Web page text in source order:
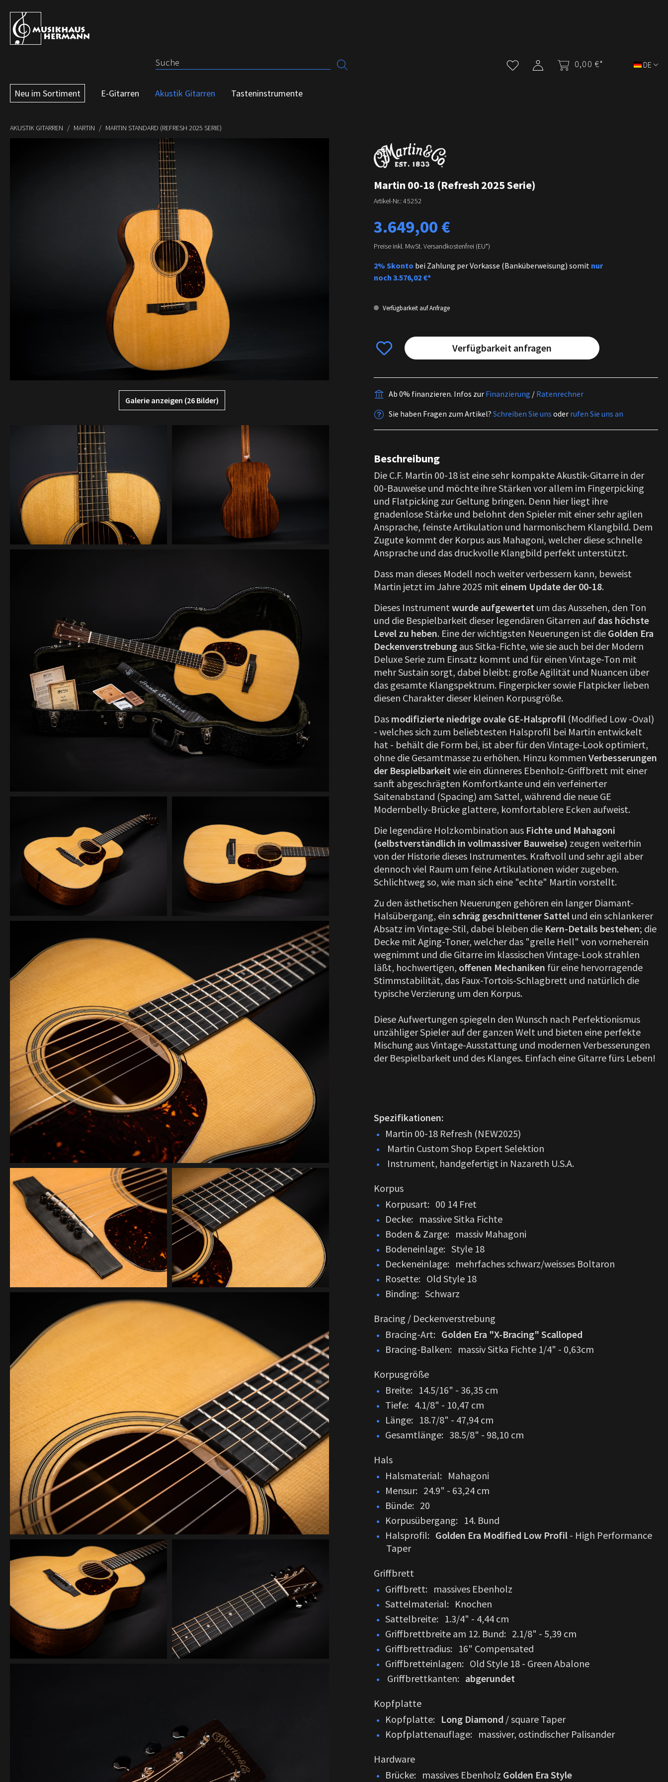
Hauptinhalt springen
Zur Suche springen
Zur Hauptnavigation springen
0,00 €* DE
Neu im Sortiment E-Gitarren Akustik Gitarren Tasteninstrumente
AKUSTIK GITARREN MARTIN MARTIN STANDARD (REFRESH 2025 SERIE)
Galerie anzeigen (26 Bilder)
Martin 00-18 (Refresh 2025 Serie)
Artikel-Nr.: 45252
Regulärer Preis:
3.649,00 €
Preise inkl. MwSt. Versandkostenfrei (EU*)
2% Skonto bei Zahlung per Vorkasse (Banküberweisung) somit nur
noch 3.576,02 €*
Verfügbarkeit auf Anfrage
Verfügbarkeit anfragen
Ab 0% finanzieren. Infos zur Finanzierung / Ratenrechner
Sie haben Fragen zum Artikel? Schreiben Sie uns oder rufen Sie uns an
Beschreibung
Die C.F. Martin 00-18 ist eine sehr kompakte Akustik-Gitarre in der
00-Bauweise und möchte ihre Stärken vor allem im Fingerpicking
und Flatpicking zur Geltung bringen. Denn hier liegt ihre
gnadenlose Stärke und belohnt den Spieler mit einer sehr agilen
Ansprache, feinste Artikulation und harmonischem Klangbild. Dem
Zugute kommt der Korpus aus Mahagoni, welcher diese schnelle
Ansprache und das druckvolle Klangbild perfekt unterstützt.
Dass man dieses Modell noch weiter verbessern kann, beweist
Martin jetzt im Jahre 2025 miteinem Update der 00-18.
Dieses Instrumentwurde aufgewertet um das Aussehen, den Ton
und die Bespielbarkeit dieser legendären Gitarren auf das höchste
Level zu heben. Eine der wichtigsten Neuerungen ist die Golden Era
Deckenverstrebung aus Sitka-Fichte, wie sie auch bei der Modern
Deluxe Serie zum Einsatz kommt und für einen Vintage-Ton mit
mehr Sustain sorgt, dabei bleibt: große Agilität und Nuancen über
das gesamte Klangspektrum. Fingerpicker sowie Flatpicker lieben
diesen Charakter dieser kleinen Korpusgröße.
Das modifizierte niedrige ovale GE-Halsprofil (Modified Low -Oval)
- welches sich zum beliebtesten Halsprofil bei Martin entwickelt
hat - behält die Form bei, ist aber für den Vintage-Look optimiert,
ohne die Gesamtmasse zu erhöhen. Hinzu kommen Verbesserungen
der Bespielbarkeitwie ein dünneres Ebenholz-Griffbrett mit einer
sanft abgeschrägten Komfortkante und ein verfeinerter
Saitenabstand (Spacing) am Sattel, während die neue GE
Modernbelly-Brücke glattere, komfortablere Ecken aufweist.
Die legendäre Holzkombination aus Fichte und Mahagoni
(selbstverständlich in vollmassiver Bauweise) zeugen weiterhin
von der Historie dieses Instrumentes. Kraftvoll und sehr agil aber
dennoch viel Raum um feine Artikulationen wider zugeben.
Schlichtweg so, wie man sich eine "echte" Martin vorstellt.
Zu den ästhetischen Neuerungen gehören ein langer Diamant-
Halsübergang, ein schräg geschnittener Sattel und ein schlankerer
Absatz im Vintage-Stil, dabei bleiben die Kern-Details bestehen; die
Decke mit Aging-Toner, welcher das "grelle Hell" von vorneherein
wegnimmt und die Gitarre im klassischen Vintage-Look strahlen
läßt, hochwertigen, offenen Mechaniken für eine hervorragende
Stimmstabilität, das Faux-Tortois-Schlagbrett und natürlich die
typische Verzierung um den Korpus.
Diese Aufwertungen spiegeln den Wunsch nach Perfektionismus
unzähliger Spieler auf der ganzen Welt und bieten eine perfekte
Mischung aus Vintage-Ausstattung und modernen Verbesserungen
der Bespielbarkeit und des Klanges. Einfach eine Gitarre fürs Leben!
Spezifikationen:
Martin 00-18 Refresh (NEW2025)
Martin Custom Shop Expert Selektion
Instrument, handgefertigt in Nazareth U.S.A.
Korpus
Korpusart: 00 14 Fret
Decke: massive Sitka Fichte
Boden & Zarge: massiv Mahagoni
Bodeneinlage: Style 18
Deckeneinlage: mehrfaches schwarz/weisses Boltaron
Rosette: Old Style 18
Binding: Schwarz
Bracing / Deckenverstrebung
Bracing-Art: Golden Era "X-Bracing" Scalloped
Bracing-Balken: massiv Sitka Fichte 1/4" - 0,63cm
Korpusgröße
Breite: 14.5/16" - 36,35 cm
Tiefe: 4.1/8" - 10,47 cm
Länge: 18.7/8" - 47,94 cm
Gesamtlänge: 38.5/8" - 98,10 cm
Hals
Halsmaterial: Mahagoni
Mensur: 24.9" - 63,24 cm
Bünde: 20
Korpusübergang: 14. Bund
Halsprofil: Golden Era Modified Low Profil - High Performance
Taper
Griffbrett
Griffbrett: massives Ebenholz
Sattelmaterial: Knochen
Sattelbreite: 1.3/4" - 4,44 cm
Griffbrettbreite am 12. Bund: 2.1/8" - 5,39 cm
Griffbrettradius: 16" Compensated
Griffbretteinlagen: Old Style 18 - Green Abalone
Griffbrettkanten: abgerundet
Kopfplatte
Kopfplatte: Long Diamond / square Taper
Kopfplattenauflage: massiver, ostindischer Palisander
Hardware
Brücke: massives Ebenholz Golden Era Style